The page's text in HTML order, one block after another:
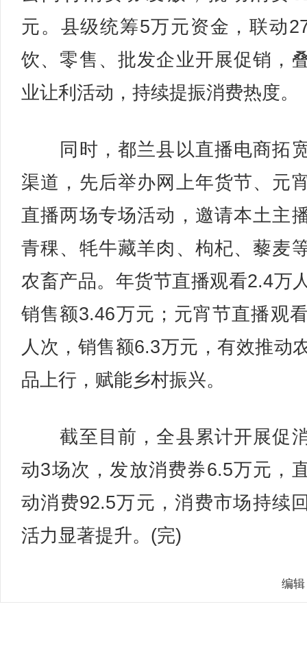
元。县级统筹5万元资金，联动
饮、零售、批发企业开展促销，
业让利活动，持续提振消费热度。
同时，都兰县以直播电商拓
渠道，先后举办网上年货节、元
直播两场专场活动，邀请本土主
青稞、牦牛藏羊肉、枸杞、藜麦
农畜产品。年货节直播观看2.4万
销售额3.46万元；元宵节直播观
人次，销售额6.3万元，有效推动
品上行，赋能乡村振兴。
截至目前，全县累计开展促
动3场次，发放消费券6.5万元，
动消费92.5万元，消费市场持续
活力显著提升。(完)
编